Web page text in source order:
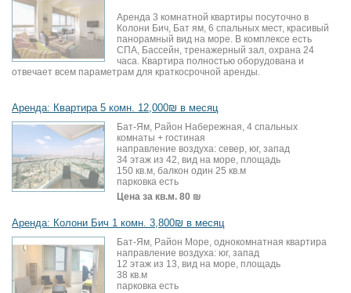
Аренда 3 комнатной квартиры посуточно в
Колони Бич, Бат ям, 6 спальных мест, красивый
панорамный вид на море. В комплексе есть
СПА, Бассейн, тренажерный зал, охрана 24
часа. Квартира полностью оборудована и
отвечает всем параметрам для краткосрочной аренды.
Аренда: Квартира 5 комн. 12,000₪ в месяц
Бат-Ям, Район Набережная, 4 спальных
комнаты + гостиная
направление воздуха: север, юг, запад
34 этаж из 42, вид на море, площадь
150 кв.м, балкон один 25 кв.м
парковка есть
Цена за кв.м. 80 ₪
Аренда: Колони Бич 1 комн. 3,800₪ в месяц
Бат-Ям, Район Море, однокомнатная квартира
направление воздуха: юг, запад
12 этаж из 13, вид на море, площадь
38 кв.м
парковка есть